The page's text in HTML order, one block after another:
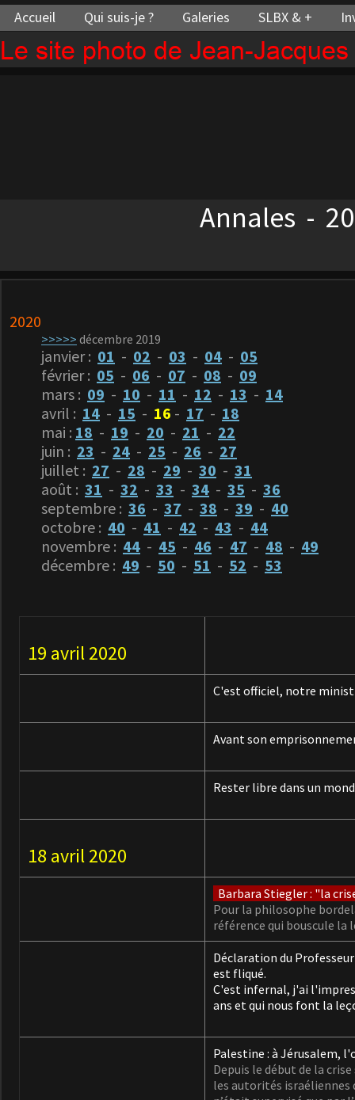
Le site photo de Jean-
Accueil Qui suis-je ? Galeries SLBX & +
Date
Annales -
2020
>>>>> décembre 2019
janvier : 01 - 02 - 03 - 04 - 05
février : 05 - 06 - 07 - 08 - 09
mars : 09 - 10 - 11 - 12 - 13 - 14
avril : 14 - 15 - 16 - 17 - 18
mai : 18 - 19 - 20 - 21 - 22
juin : 23 - 24 - 25 - 26 - 27
juillet : 27 - 28 - 29 - 30 - 31
août : 31 - 32 - 33 - 34 - 35 - 36
septembre : 36 - 37 - 38 - 39 - 40
octobre : 40 - 41 - 42 - 43 - 44
novembre : 44 - 45 - 46 - 47 - 48 - 49
décembre : 49 - 50 - 51 - 52 - 53
19 avril 2020
C'est officiel, notre
Avant son
Rester libre dans un
18 avril 2020
Barbara Stiegler : "la
Pour la philosophe
référence qui bouscule
Déclaration du
est fliqué.
C'est infernal, j'ai
ans et qui nous font la
Palestine : à Jérusalem,
Depuis le début de la
les autorités israéliennes